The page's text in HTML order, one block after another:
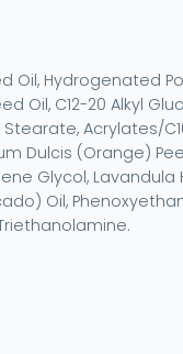
Oil, Hydrogenated
C12-20 Alkyl
Acrylates/
Dulcis (Orange)
Glycol, Lavandula
Oil,